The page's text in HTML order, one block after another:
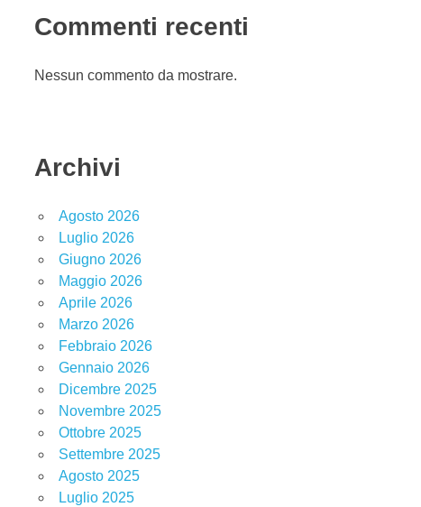
Commenti recenti
Nessun commento da mostrare.
Archivi
Agosto 2026
Luglio 2026
Giugno 2026
Maggio 2026
Aprile 2026
Marzo 2026
Febbraio 2026
Gennaio 2026
Dicembre 2025
Novembre 2025
Ottobre 2025
Settembre 2025
Agosto 2025
Luglio 2025